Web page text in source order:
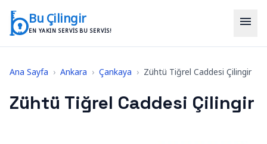
Bu Çilingir
EN YAKIN SERVIS BU SERVIS!
menu
Ana Sayfa › Ankara › Çankaya › Zühtü Tiğrel Caddesi Çilingir
Zühtü Tiğrel Caddesi Çilingir